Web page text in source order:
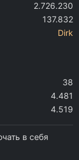
2.726.230
137.832
Dirk
38
4.481
4.519
в себя